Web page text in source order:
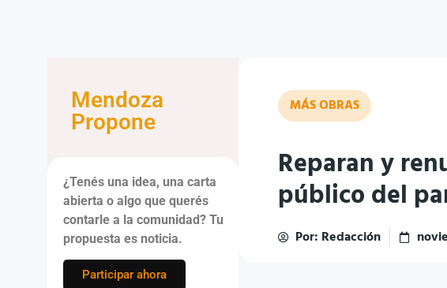
Mendoza
Propone
¿Tenés una idea, una carta
abierta o algo que querés
contarle a la comunidad? Tu
propuesta es noticia.
Participar ahora
MÁS OBRAS
Reparan y
público del
Por: Redacción